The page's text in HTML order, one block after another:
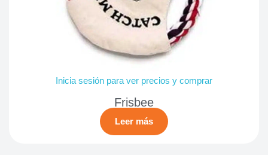
Inicia sesión para ver precios y comprar
Frisbee
Leer más